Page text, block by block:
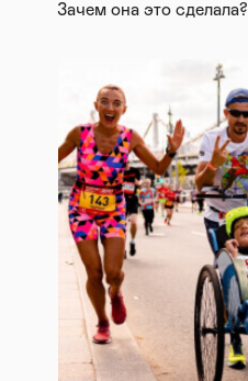
Зачем она это сделала?